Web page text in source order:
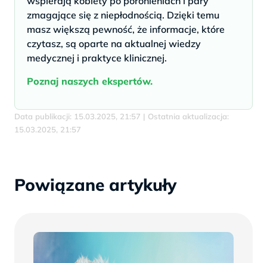
zmagające się z niepłodnością. Dzięki temu
masz większą pewność, że informacje, które
czytasz, są oparte na aktualnej wiedzy
medycznej i praktyce klinicznej.
Poznaj naszych ekspertów.
Data publikacji: 15.03.2025, 21:57 | Ostatnia aktualizacja:
15.03.2025, 21:57
Powiązane artykuły